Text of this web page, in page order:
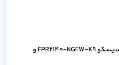
برای استعلام قیمت فایروال سیسکو FPR2140-NGFW-K9 و